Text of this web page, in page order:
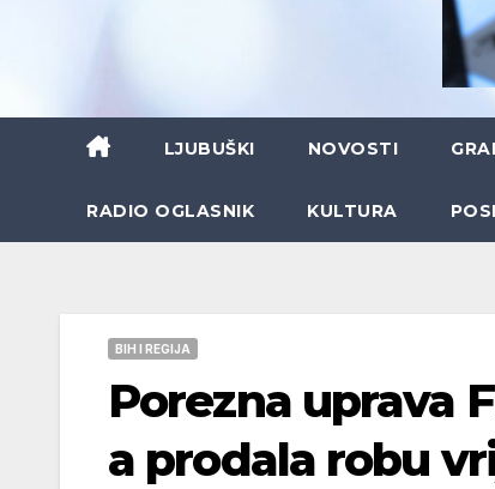
LJUBUŠKI NOVOSTI
RADIO OGLASNIK KULTURA
BIH I REGIJA
Porezna uprava
a prodala robu